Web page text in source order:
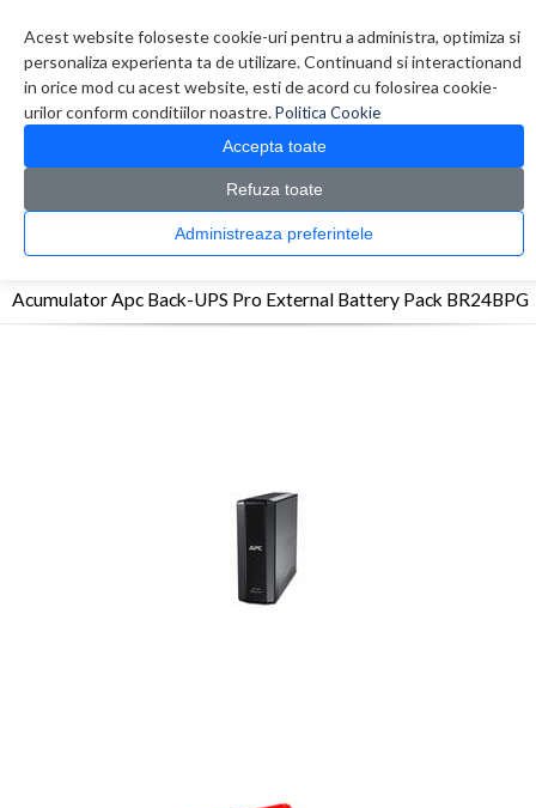
Acest website foloseste cookie-uri pentru a administra, optimiza si
personaliza experienta ta de utilizare. Continuand si interactionand
in orice mod cu acest website, esti de acord cu folosirea cookie-
urilor conform conditiilor noastre.Politica Cookie
Accepta toate
Refuza toate
Administreaza preferintele
0 produs(e)
CATALOG PRODUSE
UPS - Protectie > Acumulatori > Acumulator Apc Back-UPS Pro
Acumulator Apc Back-UPS Pro External Battery Pack BR24BPG